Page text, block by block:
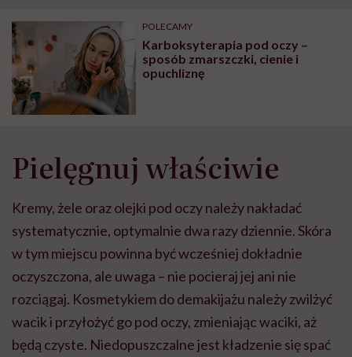
może chyba tylko
głupota i brak
wyobraźni"
pracy
POLECAMY
Karboksyterapia pod oczy –
sposób zmarszczki, cienie i
opuchliznę
Pielęgnuj właściwie
Kremy, żele oraz olejki pod oczy należy nakładać
systematycznie, optymalnie dwa razy dziennie. Skóra
w tym miejscu powinna być wcześniej dokładnie
oczyszczona, ale uwaga – nie pocieraj jej ani nie
rozciągaj. Kosmetykiem do demakijażu należy zwilżyć
wacik i przyłożyć go pod oczy, zmieniając waciki, aż
będą czyste. Niedopuszczalne jest kładzenie się spać